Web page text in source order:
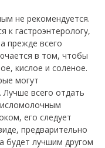
не рекомендуется.
к гастроэнтерологу,
прежде всего
в том, чтобы
кислое и соленое.
могут
всего отдать
его следует
предварительно
будет лучшим другом